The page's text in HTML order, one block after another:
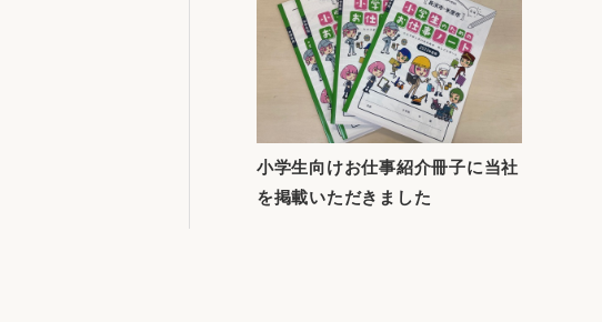
小学生向けお仕事紹介冊子に当社
を掲載いただきました